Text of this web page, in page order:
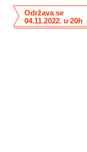
Održava se
04.11.2022. u 20h